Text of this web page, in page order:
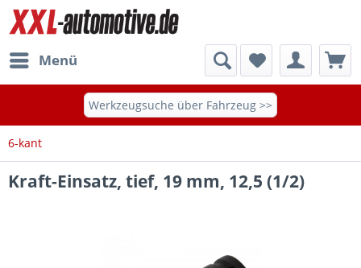
Menü
Werkzeugsuche über Fahrzeug >>
6-kant
Kraft-Einsatz, tief, 19 mm, 12,5 (1/2)